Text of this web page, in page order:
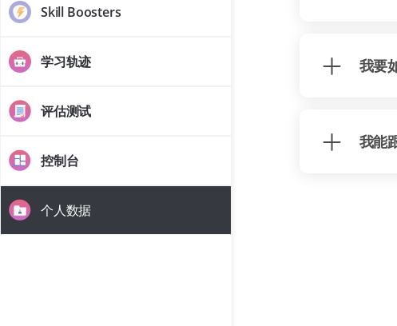
Skill Boosters
学习轨迹
评估测试
控制台
个人数据
我要
我能